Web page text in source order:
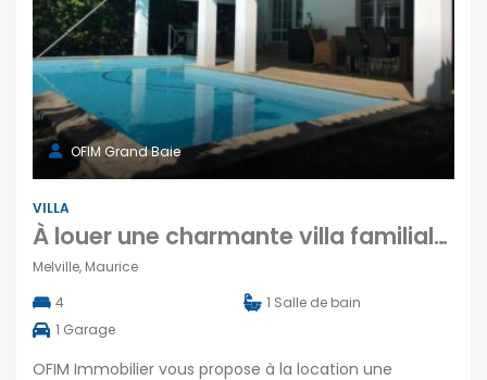
OFIM Grand Baie
VILLA
À louer une charmante villa familiale avec piscine et aperçu mer à Melville Maurice
Melville, Maurice
4
1 Salle de bain
1 Garage
OFIM Immobilier vous propose à la location une